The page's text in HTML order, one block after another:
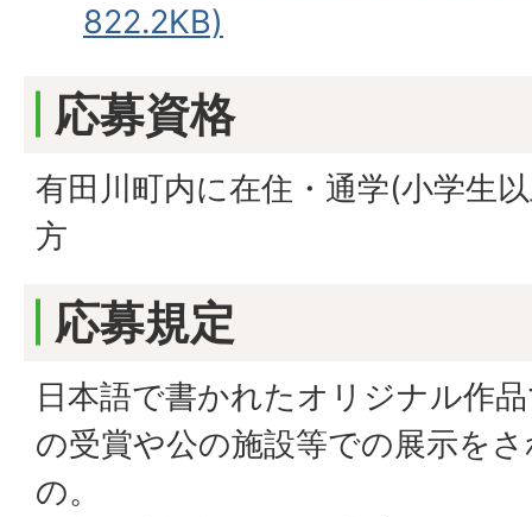
822.2KB)
応募資格
有田川町内に在住・通学(小学生
方
応募規定
日本語で書かれたオリジナル作
の受賞や公の施設等での展示を
の。